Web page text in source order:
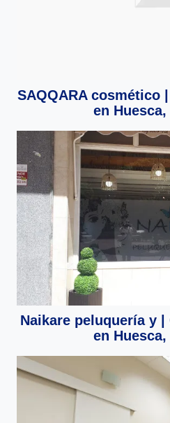
SAQQARA cosmético
en Huesca,
Naikare peluquería y
en Huesca,